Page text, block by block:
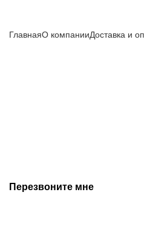
ГлавнаяО компанииДоставка и
Перезвоните мне